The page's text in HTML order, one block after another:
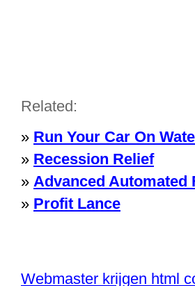
Related:
» Run Your Car On
» Recession Relief
» Advanced Automated
» Profit Lance
Webmaster krijgen html